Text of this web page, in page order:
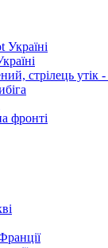
стрілець утік
фронті